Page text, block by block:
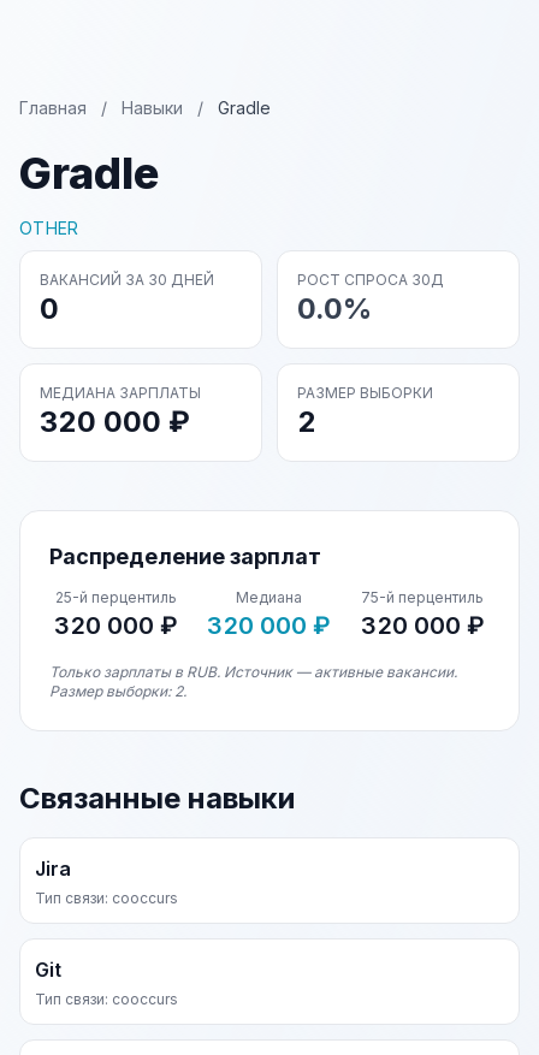
Главная / Навыки / Gradle
Gradle
OTHER
ВАКАНСИЙ ЗА 30 ДНЕЙ
0
РОСТ СПРОСА 30Д
0.0%
МЕДИАНА ЗАРПЛАТЫ
320 000 ₽
РАЗМЕР ВЫБОРКИ
2
Распределение зарплат
25-й перцентиль
320 000 ₽
Медиана
320 000 ₽
75-й перцентиль
320 000 ₽
Только зарплаты в RUB. Источник — активные вакансии.
Размер выборки: 2.
Связанные навыки
Jira
Тип связи: cooccurs
Git
Тип связи: cooccurs